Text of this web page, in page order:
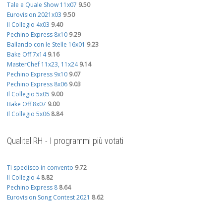
Tale e Quale Show 11x07 9.50
Eurovision 2021x03 9.50
Il Collegio 4x03 9.40
Pechino Express 8x10 9.29
Ballando con le Stelle 16x01 9.23
Bake Off 7x14 9.16
MasterChef 11x23, 11x24 9.14
Pechino Express 9x10 9.07
Pechino Express 8x06 9.03
Il Collegio 5x05 9.00
Bake Off 8x07 9.00
Il Collegio 5x06 8.84
Qualitel RH - I programmi più votati
Ti spedisco in convento 9.72
Il Collegio 4 8.82
Pechino Express 8 8.64
Eurovision Song Contest 2021 8.62